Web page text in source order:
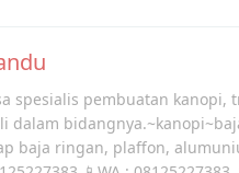
spesialis pembuatan kanopi,
dalam
baja ringan, plaffon,